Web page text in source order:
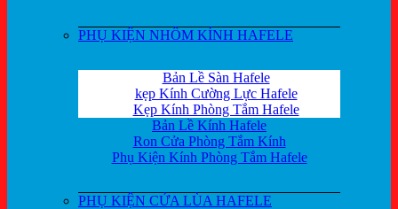
PHỤ KIỆN NHÔM KÍNH HAFELE
Bản Lề Sàn Hafele
kẹp Kính Cường Lực Hafele
Kẹp Kính Phòng Tắm Hafele
Bản Lề Kính Hafele
Ron Cửa Phòng Tắm Kính
Phụ Kiện Kính Phòng Tắm Hafele
PHỤ KIỆN CỬA LÙA HAFELE